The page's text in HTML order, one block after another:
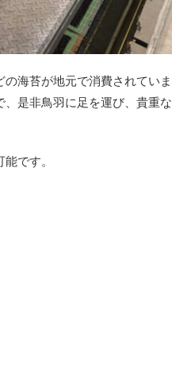
海苔が地元で消費されていま
是非鳥羽に足を運び、貴重な
です。